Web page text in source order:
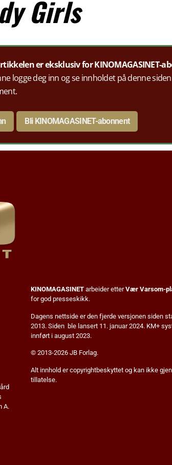
Girls
er eksklusiv for KINOMAGASINET-
logge deg inn og se innholdet på denne
Bli KINOMAGASINET-abonnent
A.
KINOMAGASINETarbeider etterVær Varsom-
for god presseskikk.
Dagens nettside er den fjerde versjonen siden
2013. Siden ble lansert 11. januar 2024. KM+
innført i august 2023.
© 2013-2026 JB Forlag.
Alt innhold er copyrightbeskyttet og kan ikke
tillatelse.